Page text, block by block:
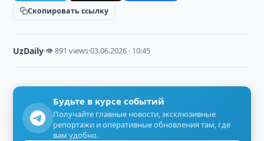
Скопировать ссылку
UzDaily·👁 891 views·03.06.2026 · 10:45
Будьте в курсе событий
Получайте главные новости, эксклюзивные
репортажи и оперативные обновления там, где
вам удобно.